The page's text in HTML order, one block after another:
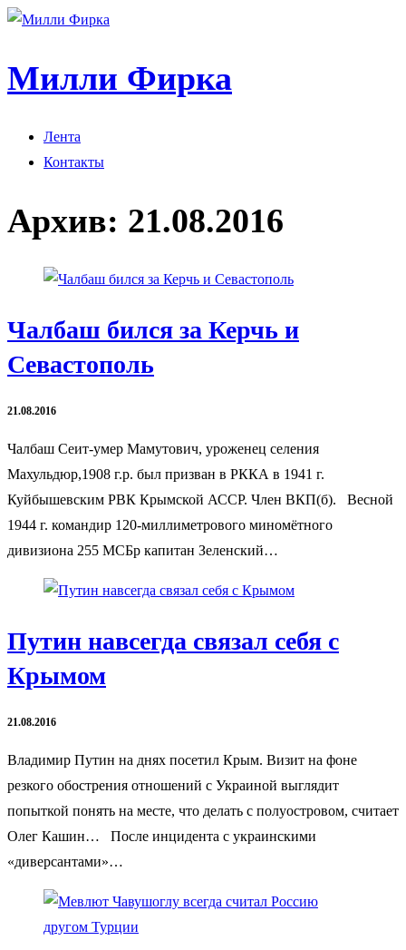
Милли Фирка
Лента
Контакты
Архив: 21.08.2016
Чалбаш бился за Керчь и
Севастополь
21.08.2016
Чалбаш Сеит-умер Мамутович, уроженец селения
Махульдюр,1908 г.р. был призван в РККА в 1941 г.
Куйбышевским РВК Крымской АССР. Член ВКП(б). Весной
1944 г. командир 120-миллиметрового миномётного
дивизиона 255 МСБр капитан Зеленский…
Путин навсегда связал себя с
Крымом
21.08.2016
Владимир Путин на днях посетил Крым. Визит на фоне
резкого обострения отношений с Украиной выглядит
попыткой понять на месте, что делать с полуостровом, считает
Олег Кашин… После инцидента с украинскими
«диверсантами»…